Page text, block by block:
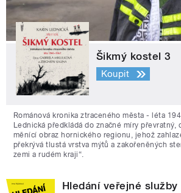
Šikmý kostel 3
Koupit
Románová kronika ztraceného města - léta
Lednická předkládá do značné míry převratný,
měnící obraz hornického regionu, jehož
překrývá tlustá vrstva mýtů a zakořeněných
zemi a rudém kraji“.
Hledání veřejné služby